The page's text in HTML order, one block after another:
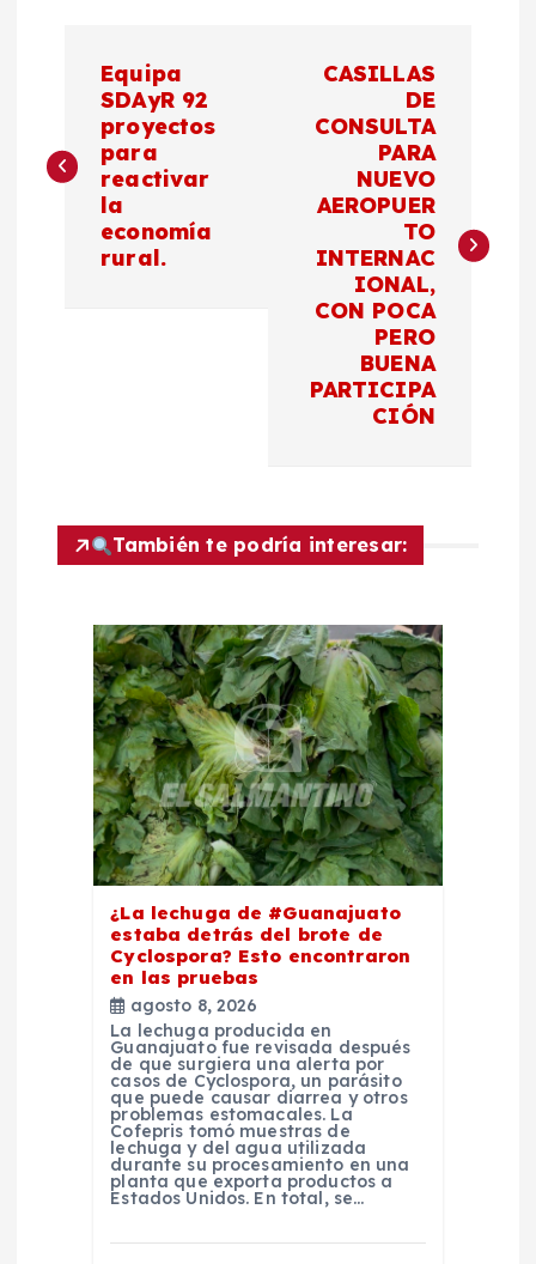
v
ó
n
Equipa
SDAyR 92
proyectos
para
reactivar
la
economía
rural.
CASILLAS
DE
CONSULTA
PARA
NUEVO
AEROPUER
TO
INTERNAC
IONAL,
CON POCA
PERO
BUENA
PARTICIPA
CIÓN
También te podría interesar:
¿La lechuga de #Guanajuato
estaba detrás del brote de
Cyclospora? Esto encontraron
en las pruebas
agosto 8, 2026
La lechuga producida en
Guanajuato fue revisada después
de que surgiera una alerta por
casos de Cyclospora, un parásito
que puede causar diarrea y otros
problemas estomacales. La
Cofepris tomó muestras de
lechuga y del agua utilizada
durante su procesamiento en una
planta que exporta productos a
Estados Unidos. En total, se…